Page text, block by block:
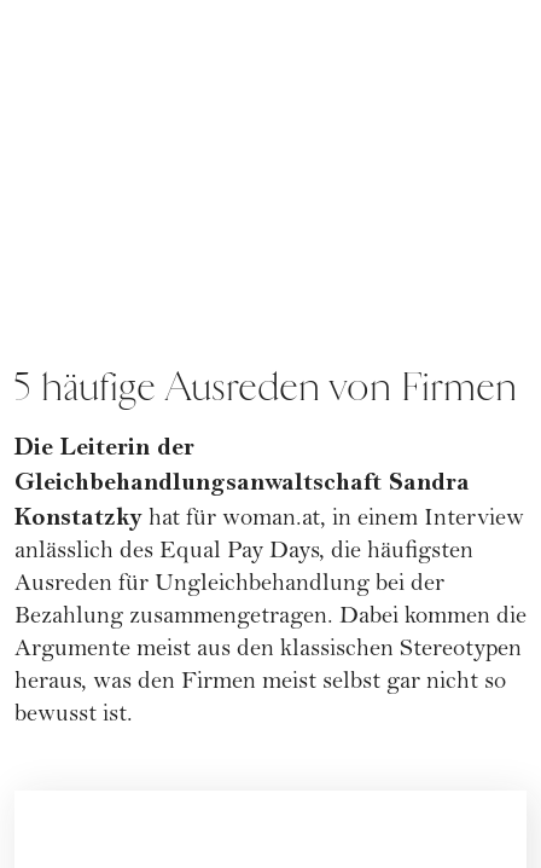
5 häufige Ausreden von Firmen
Die Leiterin der
Gleichbehandlungsanwaltschaft Sandra
Konstatzky hat für woman.at, in einem Interview
anlässlich des Equal Pay Days, die häufigsten
Ausreden für Ungleichbehandlung bei der
Bezahlung zusammengetragen. Dabei kommen die
Argumente meist aus den klassischen Stereotypen
heraus, was den Firmen meist selbst gar nicht so
bewusst ist.